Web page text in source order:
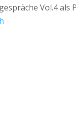
Vol.4 als